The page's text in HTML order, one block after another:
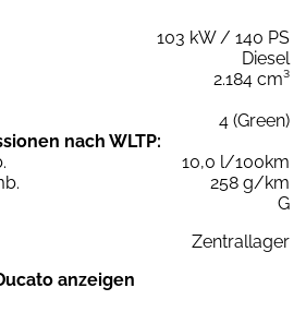
103 kW / 140 PS
Diesel
2.184 cm³
4 (Green)
nach WLTP:
10,0 l/100km
258 g/km
G
Zentrallager
anzeigen